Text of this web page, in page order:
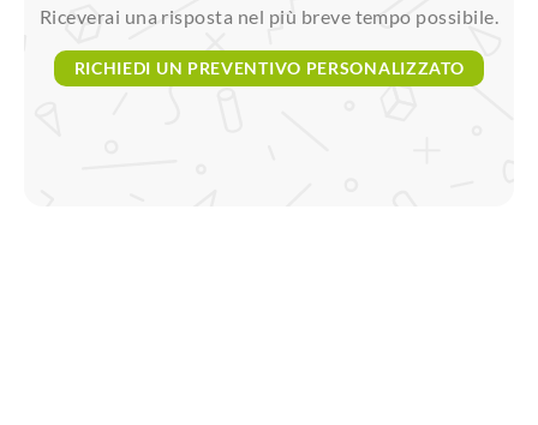
Riceverai una risposta nel più breve tempo possibile.
RICHIEDI UN PREVENTIVO PERSONALIZZATO